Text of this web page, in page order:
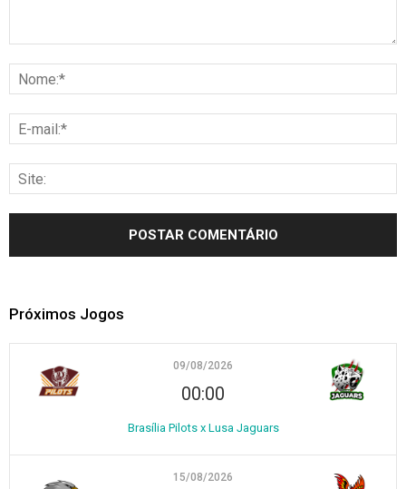
Próximos Jogos
09/08/2026
00:00
Brasília Pilots x Lusa Jaguars
15/08/2026